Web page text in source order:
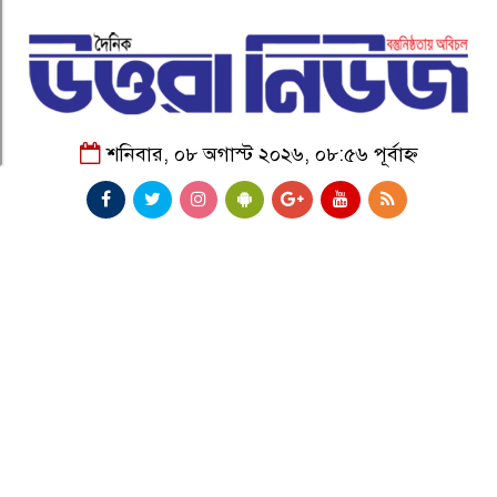
শনিবার, ০৮ অগাস্ট ২০২৬, ০৮:৫৬ পূর্বাহ্ন